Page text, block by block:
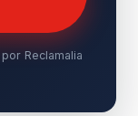
Reclamalia